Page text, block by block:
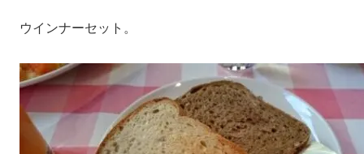
ウインナーセット。